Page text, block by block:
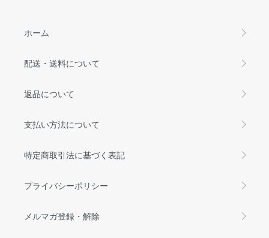
ホーム
配送・送料について
返品について
支払い方法について
特定商取引法に基づく表記
プライバシーポリシー
メルマガ登録・解除